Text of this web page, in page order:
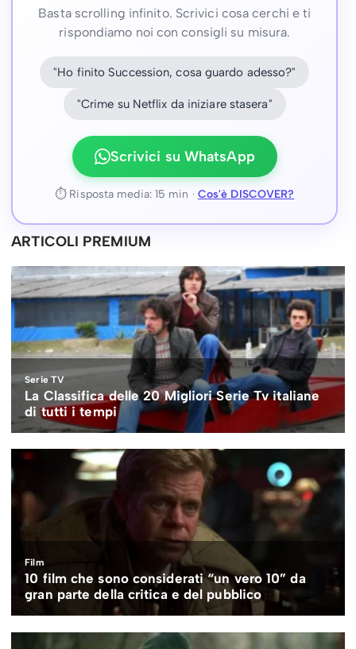
Basta scrolling infinito. Scrivici cosa cerchi e ti
rispondiamo noi con consigli su misura.
"Ho finito Succession, cosa guardo adesso?"
"Crime su Netflix da iniziare stasera"
Scrivici su WhatsApp
⏱ Risposta media: 15 min · Cos'è DISCOVER?
ARTICOLI PREMIUM